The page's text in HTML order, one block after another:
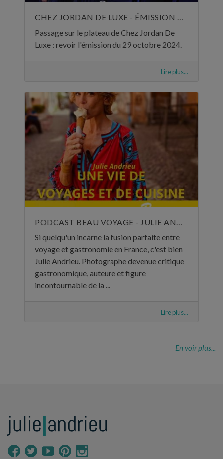
CHEZ JORDAN DE LUXE - ÉMISSION DU 29 OCTOBRE 2024
Passage sur le plateau de Chez Jordan De
Luxe : revoir l'émission du 29 octobre 2024.
Lire plus...
PODCAST BEAU VOYAGE - JULIE ANDRIEU, UNE VIE DE VOYAGES ET DE CUISINE - 5 NOVEMBRE 2024
Si quelqu'un incarne la fusion parfaite entre
voyage et gastronomie en France, c'est bien
Julie Andrieu. Photographe devenue critique
gastronomique, auteure et figure
incontournable de la ...
Lire plus...
En voir plus...